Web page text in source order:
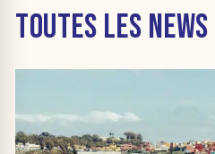
TOUTES LES NEWS